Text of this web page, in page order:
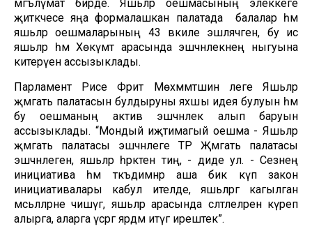
мәгълүмат бирде. Яшьләр оешмасының элеккеге
җитәкчесе яңа формалашкан палатада балалар һәм
яшьләр оешмаларының 43 вәкиле эшләячәген, бу исә
яшьләр һәм Хөкүмәт арасында эшчәнлекнең ныгуына
китерүен ассызыклады.
Парламент Рәисе Фәрит Мөхәммәтшин әлеге Яшьләр
җәмәгать палатасын булдыруны яхшы идея булуын һәм
бу оешманың актив эшчәнлек алып баруын
ассызыклады. “Мондый иҗтимагый оешма - Яшьләр
җәмәгать палатасы эшчәнлеге ТР Җәмәгать палатасы
эшчәнлегенә, яшьләр һәрәкәтенә тиң, - диде ул. - Сезнең
инициатива һәм тәкъдимнәр аша бик күп закон
инициативалары кабул ителде, яшьләргә кагылган
мәсьәләләрне чишүгә, яшьләр арасында сәләтлеләрен күреп
алырга, аларга үсәргә ярдәм итүгә ирештек”.